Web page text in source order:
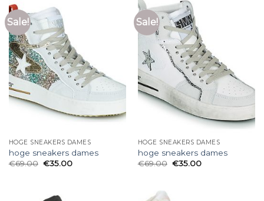
Sale!
HOGE SNEAKERS DAMES
hoge sneakers dames
€69.00 €35.00
Sale!
HOGE SNEAKERS DAMES
hoge sneakers dames
€69.00 €35.00